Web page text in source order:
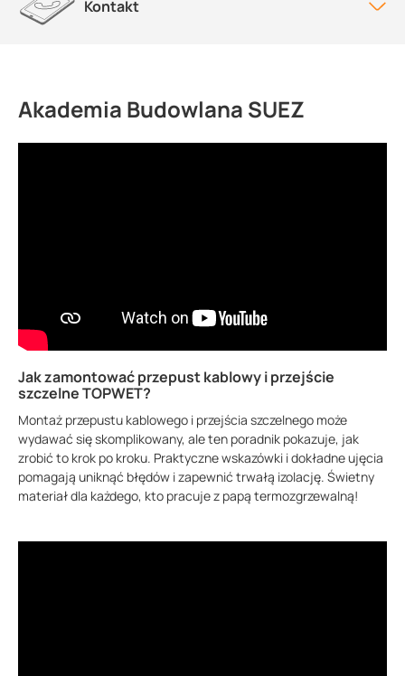
Kontakt
Akademia Budowlana SUEZ
Jak zamontować przepust kablowy i przejście
szczelne TOPWET?
Montaż przepustu kablowego i przejścia szczelnego może
wydawać się skomplikowany, ale ten poradnik pokazuje, jak
zrobić to krok po kroku. Praktyczne wskazówki i dokładne ujęcia
pomagają uniknąć błędów i zapewnić trwałą izolację. Świetny
materiał dla każdego, kto pracuje z papą termozgrzewalną!